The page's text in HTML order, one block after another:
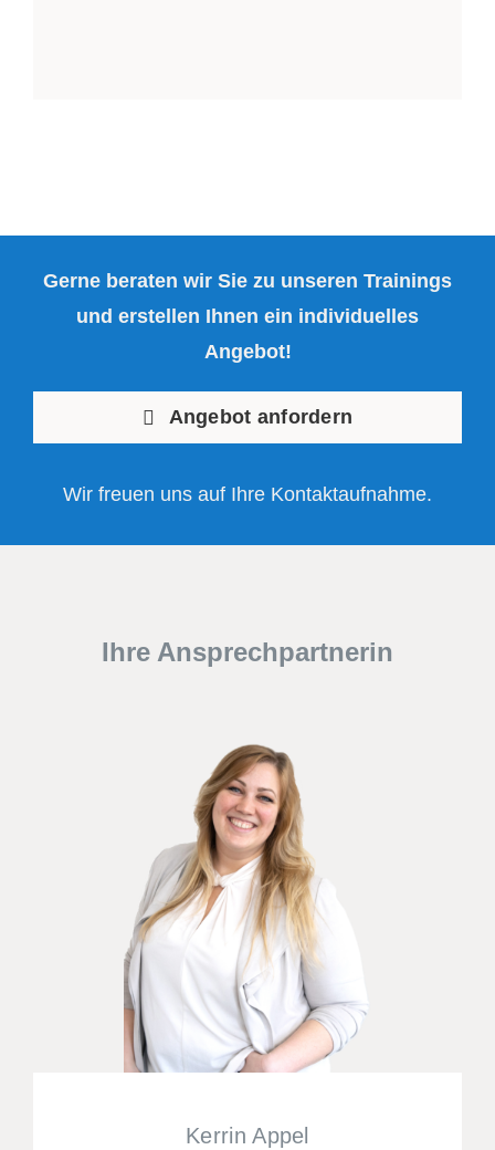
Gerne beraten wir Sie zu unseren Trainings
und erstellen Ihnen ein individuelles
Angebot!
Angebot anfordern
Wir freuen uns auf Ihre Kontaktaufnahme.
Ihre Ansprechpartnerin
Kerrin Appel